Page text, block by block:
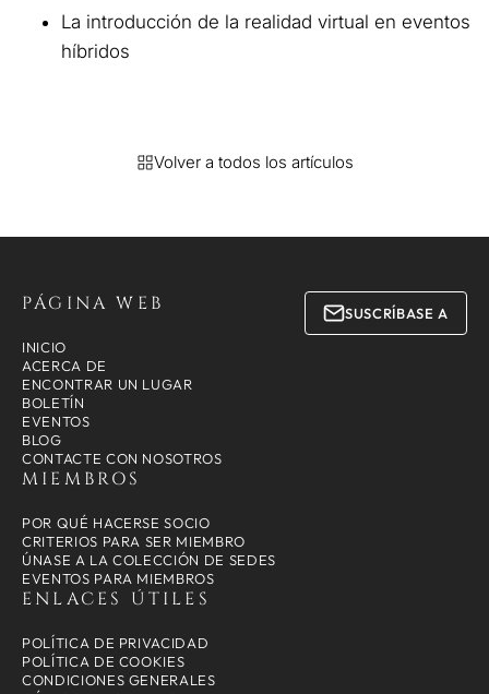
La introducción de la realidad virtual en eventos
híbridos
Volver a todos los artículos
PÁGINA WEB
INICIO
ACERCA DE
ENCONTRAR UN LUGAR
BOLETÍN
EVENTOS
BLOG
CONTACTE CON NOSOTROS
MIEMBROS
POR QUÉ HACERSE SOCIO
CRITERIOS PARA SER MIEMBRO
ÚNASE A LA COLECCIÓN DE SEDES
EVENTOS PARA MIEMBROS
ENLACES ÚTILES
POLÍTICA DE PRIVACIDAD
POLÍTICA DE COOKIES
CONDICIONES GENERALES
SUSCRÍBASE A